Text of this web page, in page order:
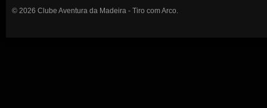
© 2026 Clube Aventura da Madeira - Tiro com Arco.